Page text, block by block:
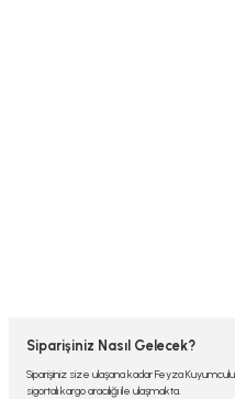
Siparişiniz Nasıl Gelecek?
Siparişiniz size ulaşana kadar Feyza
sigortalı kargo aracılığı ile ulaşmakta.